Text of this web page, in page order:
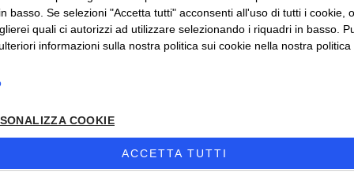
Tappeti e tessuti
Veicoli d'epoca
basso. Se selezioni "Accetta tutti" acconsenti all'uso di tutti i cookie,
quali ci autorizzi ad utilizzare selezionando i riquadri in basso.
informazioni sulla nostra politica sui cookie nella nostra politica
COOKIE
ACCETTA TUTTI